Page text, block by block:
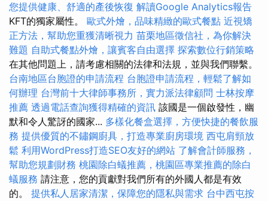
您提供健康、舒適的產後恢復 解讀Google Analytics報告
KFT的獨家屬性。 歐式外燴，品味精緻的歐式餐點 近視矯
正方法，幫助您重獲清晰視力 苗栗地區徵信社，為你解決
難題 自助式餐點外燴，讓賓客自由選擇 探索數位行銷策略
在其他問題上，請考慮相關的法律和法規，並與我們聯繫。
台南地區台胞證的申請流程 台胞證申請流程，輕鬆了解如
何辦理 台灣前十大律師事務所，實力派法律顧問 士林按摩
推薦 透過電話查詢獲得精確的資訊 該國是一個啟發性，幽
默和令人驚訝的國家... 多樣化餐盒選擇，方便快捷的餐飲服
務 提供優質的不鏽鋼廚具，打造專業廚房環境 西屯肩頸放
鬆 利用WordPress打造SEO友好的網站 了解會計師服務，
幫助您規劃財務 桃園除白蟻推薦，桃園區專業推薦的除白
蟻服務 請注意，您的貢獻對我們所有的外國人都是有效
的。 提供私人居家清潔，保障您的隱私與需求 台中西屯按